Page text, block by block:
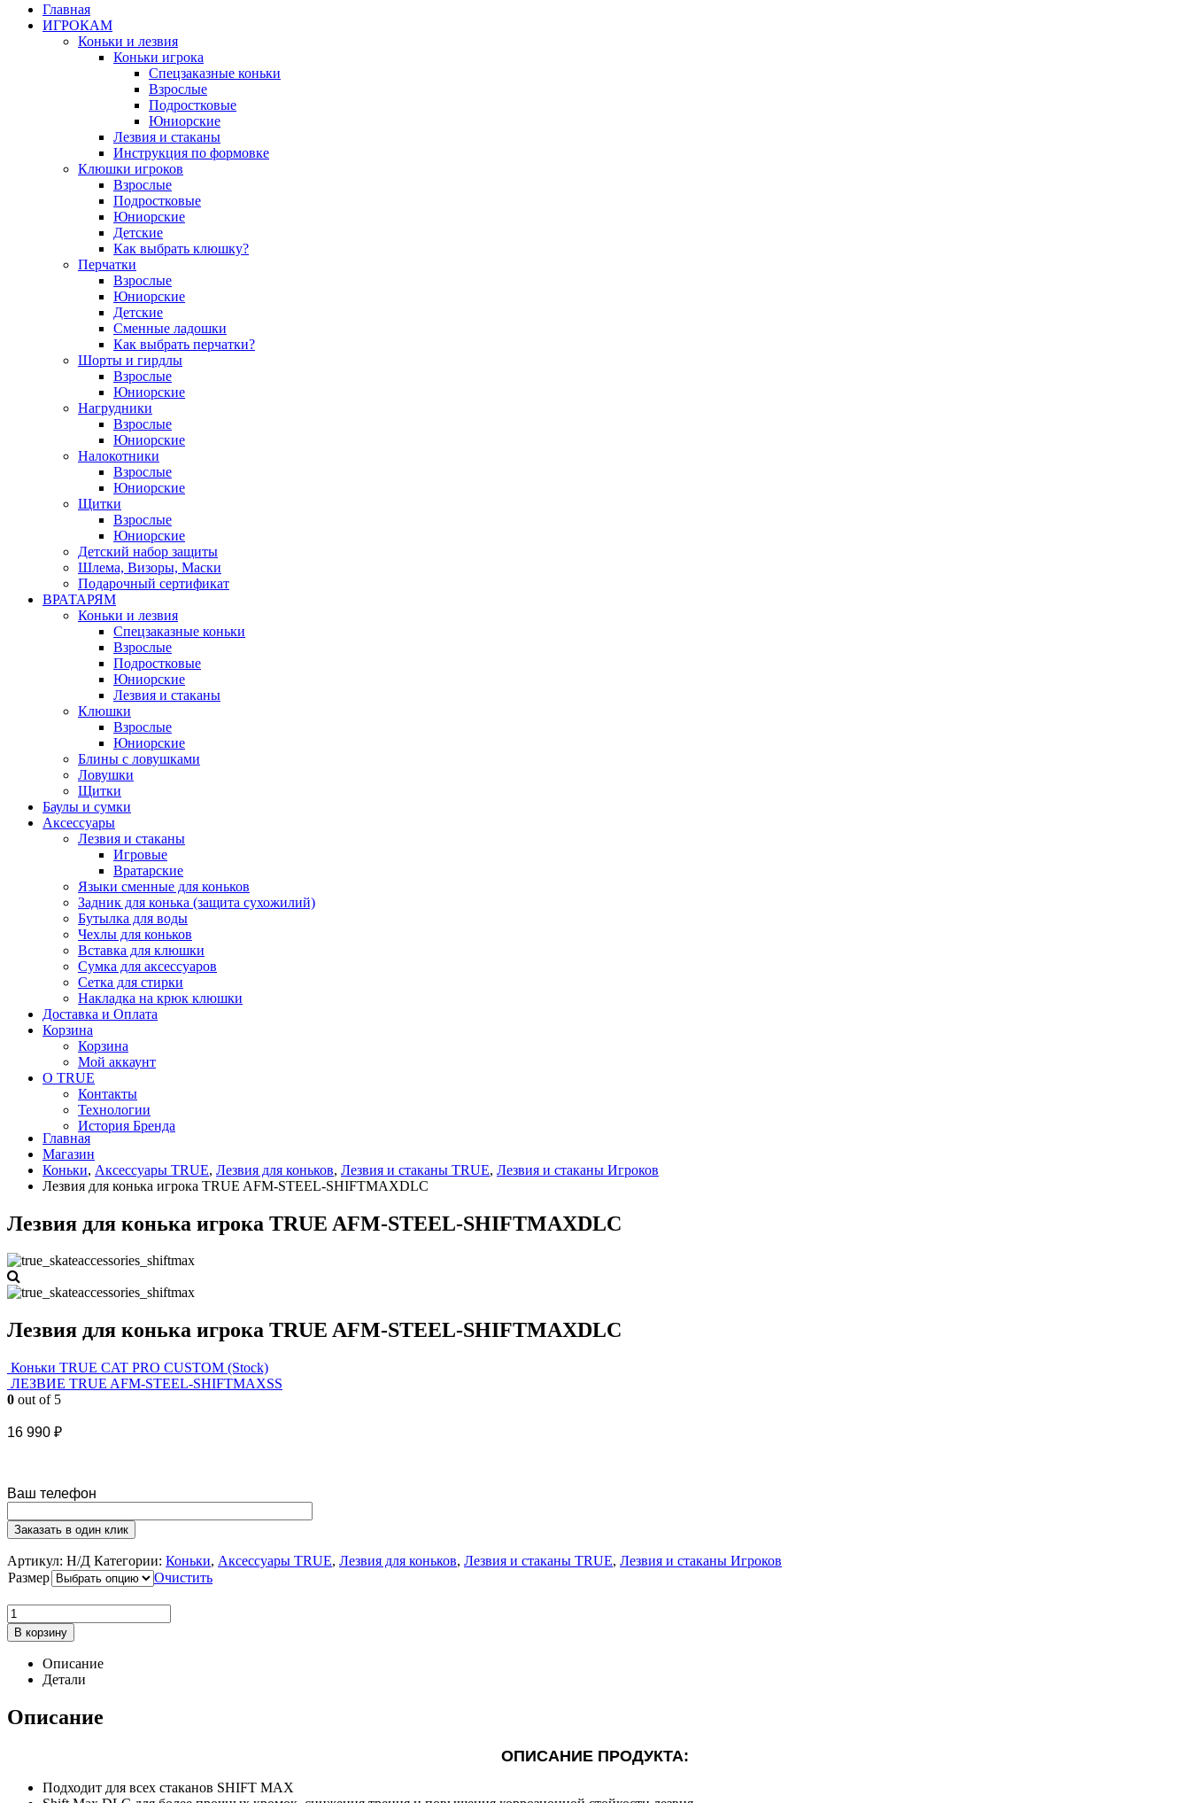
Главная
ИГРОКАМ
Коньки и лезвия
Коньки игрока
Спецзаказные коньки
Взрослые
Подростковые
Юниорские
Лезвия и стаканы
Инструкция по формовке
Клюшки игроков
Взрослые
Подростковые
Юниорские
Детские
Как выбрать клюшку?
Перчатки
Взрослые
Юниорские
Детские
Сменные ладошки
Как выбрать перчатки?
Шорты и гирдлы
Взрослые
Юниорские
Нагрудники
Взрослые
Юниорские
Налокотники
Взрослые
Юниорские
Щитки
Взрослые
Юниорские
Детский набор защиты
Шлема, Визоры, Маски
Подарочный сертификат
ВРАТАРЯМ
Коньки и лезвия
Спецзаказные коньки
Взрослые
Подростковые
Юниорские
Лезвия и стаканы
Клюшки
Взрослые
Юниорские
Блины с ловушками
Ловушки
Щитки
Баулы и сумки
Аксессуары
Лезвия и стаканы
Игровые
Вратарские
Языки сменные для коньков
Задник для конька (защита сухожилий)
Бутылка для воды
Чехлы для коньков
Вставка для клюшки
Сумка для аксессуаров
Сетка для стирки
Накладка на крюк клюшки
Доставка и Оплата
Корзина
Корзина
Мой аккаунт
О TRUE
Контакты
Технологии
История Бренда
Главная
Магазин
Коньки, Аксессуары TRUE, Лезвия для коньков, Лезвия и стаканы TRUE, Лезвия и стаканы Игроков
Лезвия для конька игрока TRUE AFM-STEEL-SHIFTMAXDLC
Лезвия для конька игрока TRUE AFM-STEEL-SHIFTMAXDLC
Лезвия для конька игрока TRUE AFM-STEEL-SHIFTMAXDLC
Коньки TRUE CAT PRO CUSTOM (Stock)
ЛЕЗВИЕ TRUE AFM-STEEL-SHIFTMAXSS
0 out of 5
16 990 ₽
Ваш телефон
Артикул: Н/Д Категории: Коньки, Аксессуары TRUE, Лезвия для коньков, Лезвия и стаканы TRUE, Лезвия и стаканы Игроков
Размер
Очистить
В корзину
Описание
Детали
Описание
ОПИСАНИЕ ПРОДУКТА:
Подходит для всех стаканов SHIFT MAX